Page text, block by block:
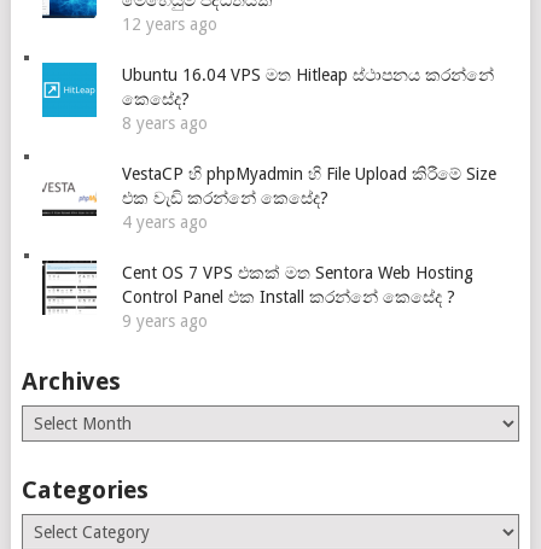
12 years ago
Ubuntu 16.04 VPS මත Hitleap ස්ථාපනය කරන්නේ
කෙසේද?
8 years ago
VestaCP හි phpMyadmin හි File Upload කිරීමේ Size
එක වැඩි කරන්නේ කෙසේද?
4 years ago
Cent OS 7 VPS එකක් මත Sentora Web Hosting
Control Panel එක Install කරන්නේ කෙසේද ?
9 years ago
Archives
Archives
Categories
Categories